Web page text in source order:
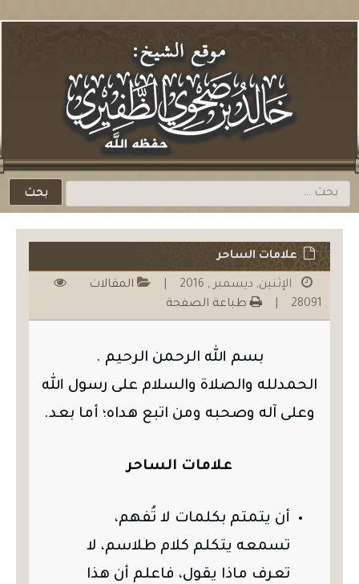
البحث
عن:
علامات الساحر
الإثنين, ديسمبر , 2016
المقالات
28091
طباعة الصفحة
بسم الله الرحمن الرحيم .
الحمدلله والصلاة والسلام على رسول الله
وعلى آله وصحبه ومن اتبع هداه؛ أما بعد.
علامات الساحر
أن يتمتم بكلمات لا تُفهم،
تسمعه يتكلم كلام طلاسم، لا
تعرف ماذا يقول، فاعلم أن هذا